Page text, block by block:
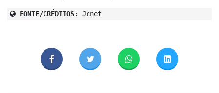
FONTE/CRÉDITOS: Jcnet